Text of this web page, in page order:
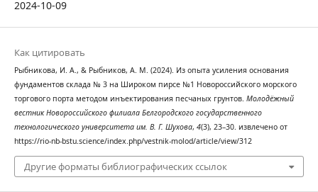
2024-10-09
Как цитировать
Рыбникова, И. А., & Рыбников, А. М. (2024). Из опыта усиления основания
фундаментов склада № 3 на Широком пирсе №1 Новороссийского морского
торгового порта методом инъектирования песчаных грунтов. Молодёжный
вестник Новороссийского филиала Белгородского государственного
технологического университета им. В. Г. Шухова, 4(3), 23–30. извлечено от
https://rio-nb-bstu.science/index.php/vestnik-molod/article/view/312
Другие форматы библиографических ссылок